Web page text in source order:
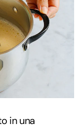
in una